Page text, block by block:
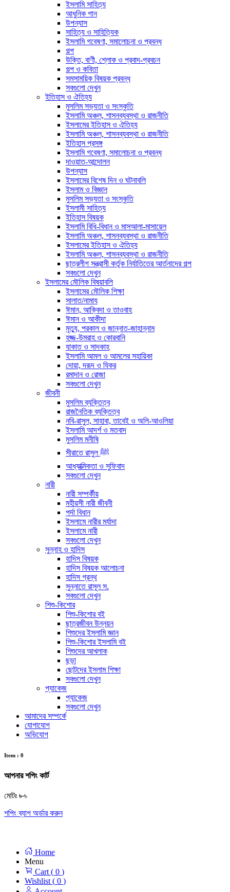
ইসলামি সাহিত্য
আধুনিক গান
উপন্যাস
সাহিত্য ও সাহিত্যিক
ইসলামি গবেষণা, সমালোচনা ও প্রবন্ধ
গল্প
উক্তি, বাণী, শ্লোক ও প্রবাদ-প্রবচন
গল্প ও কবিতা
সমসাময়িক বিষয়ক প্রবন্ধ
সবগুলো দেখুন
ইতিহাস ও ঐতিহ্য
মুসলিম সভ্যতা ও সংস্কৃতি
ইসলামি অঞ্চল, শাসনব্যবস্থা ও রাজনীতি
ইসলামের ইতিহাস ও ঐতিহ্য
ইসলামি অঞ্চল, শাসনব্যবস্থা ও রাজনীতি
ইতিহাস প্রসঙ্গ
ইসলামি গবেষণা, সমালোচনা ও প্রবন্ধ
দাওয়াত-আন্দোলন
উপন্যাস
ইসলামের বিশেষ দিন ও ঘটনাবলি
ইসলাম ও বিজ্ঞান
মুসলিম সভ্যতা ও সংস্কৃতি
ইসলামী সাহিত্য
ইতিহাস বিষয়ক
ইসলামি বিধি-বিধান ও মাসআলা-মাসায়েল
ইসলামি অঞ্চল, শাসনব্যবস্থা ও রাজনীতি
ইসলামের ইতিহাস ও ঐতিহ্য
ইসলামি অঞ্চল, শাসনব্যবস্থা ও রাজনীতি
ছাত্রলীগ সন্ত্রাসী কর্তৃক নির্যাতিতের আর্তনাদের গল্প
সবগুলো দেখুন
ইসলামের মৌলিক বিষয়াবলি
ইসলামের মৌলিক শিক্ষা
সালাত/নামায
ঈমান, আক্বিদা ও তাওবাহ
ঈমান ও আকীদা
মৃত্যু, পরকাল ও জান্নাত-জাহান্নাম
হজ্জ-উমরাহ ও কোরবানি
যাকাত ও সাদকাহ
ইসলামি আমল ও আমলের সহায়িকা
দোয়া, দরূদ ও যিকর
রমাদান ও রোজা
সবগুলো দেখুন
জীবনী
মুসলিম ব্যক্তিত্ব
রাজনৈতিক ব্যক্তিত্ব
নবি-রাসুল, সাহাবা, তাবেই ও অলি-আওলিয়া
ইসলামি আদর্শ ও মতবাদ
মুসলিম মনীষি
সীরাতে রাসুল ﷺ
আধ্যাত্মিকতা ও সুফিবাদ
সবগুলো দেখুন
নারী
নারী সম্পর্কীয়
মহীয়সী নারী জীবনী
পর্দা বিধান
ইসলামে নারীর মর্যাদা
ইসলামে নারী
সবগুলো দেখুন
সুন্নাহ ও হাদিস
হাদিস বিষয়ক
হাদিস বিষয়ক আলোচনা
হাদিস গ্রন্থ
সুন্নাতে রাসূল স.
সবগুলো দেখুন
শিশু-কিশোর
শিশু-কিশোর বই
ছাত্রজীবন উন্নয়ন
শিশুদের ইসলামি জ্ঞান
শিশু-কিশোর ইসলামি বই
শিশুদের আখলাক
ছড়া
ছোটদের ইসলাম শিক্ষা
সবগুলো দেখুন
প্যাকেজ
প্যাকেজ
সবগুলো দেখুন
আমাদের সম্পর্কে
যোগাযোগ
অভিযোগ
Item : 0
আপনার শপিং কার্ট
মোটঃ ৳৳
শপিং ব্যাগ অর্ডার করুন
Home
Menu
Cart ( 0 )
Wishlist ( 0 )